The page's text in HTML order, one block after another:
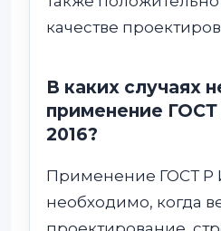
качестве
В каких случаях
применение
2016?
Применение ГОСТ Р
необходимо, когда